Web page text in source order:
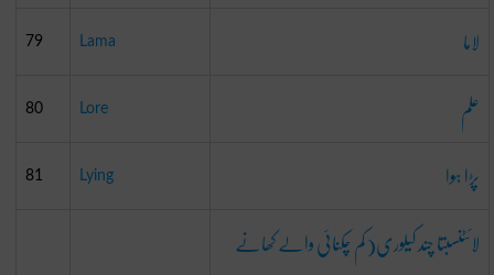
79 Lama لاما
80 Lore علم
81 Lying پڑا ہوا
لائٹنسبتا چند کیلوری(کم چکنائی والے کھانے